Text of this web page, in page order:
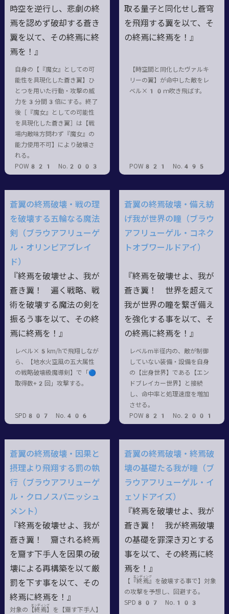
時空を逆行し、悲劇の終
焉を認めず破却する蒼き
翼を以て、その終焉に終
焉を！』
自身の【『魔女』としての可
能性を具現化した蒼き翼】ひ
とつを用いた行動・攻撃の威
力を3分間3倍にする。終了
後［『魔女』としての可能性
を具現化した蒼き翼］は【戦
場内敵味方問わず『魔女』の
能力使用不可】により破壊さ
れる。
POW821 No.2003
取る量子と同化せし蒼穹
を飛翔する翼を以て、そ
の終焉に終焉を！』
【時空間と同化したヴァルキ
リーの翼】が命中した敵をレ
ベル×10ｍ吹き飛ばす。
POW821 No.495
蒼翼の終焉破壊・戦の理
を破壊する五輪なる魔法
剣（ブラウアフリューゲ
ル・オリンピアブレイ
ド）
『終焉を破壊せよ、我が
蒼き翼！ 遍く戦略、戦
術を破壊する魔法の剣を
振るう事を以て、その終
焉に終焉を！』
レベル×5km/hで飛翔しなが
ら、【地水火空風の五大属性
の戦略破壊級魔導剣】で「🔵
取得数+2回」攻撃する。
SPD807 No.406
蒼翼の終焉破壊・備え紡
げ我が世界の瞳（ブラウ
アフリューゲル・コネク
トオブワールドアイ）
『終焉を破壊せよ、我が
蒼き翼！ 世界を超えて
我が世界の瞳を繋ぎ備え
を強化する事を以て、そ
の終焉に終焉を！』
レベルm半径内の、敵が制御
していない装備・設備を自身
の【出身世界】である【エン
ドブレイカー世界】と接続
し、命中率と処理速度を増加
させる。
POW821 No.2001
蒼翼の終焉破壊・因果と
摂理より飛翔する罰の執
行（ブラウアフリューゲ
ル・クロノスパニッシュ
メント）
『終焉を破壊せよ、我が
蒼き翼！ 齎される終焉
を齎す下手人を因果の破
壊による再構築を以て厳
罰を下す事を以て、その
終焉に終焉を！』
対象の【終
エンディング
焉】を【齎す下手人】
蒼翼の終焉破壊・終焉破
壊の基礎たる我が瞳（ブ
ラウアフリューゲル・イ
ェソドアイズ）
『終焉を破壊せよ、我が
蒼き翼！ 我が終焉破壊
の基礎を罪深き刃とする
事を以て、その終焉に終
焉を！』
【『終
エンディング
焉』を破壊する事で】対象
の攻撃を予想し、回避する。
SPD807 No.103